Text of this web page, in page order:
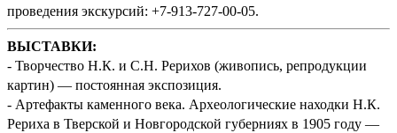
проведения экскурсий: +7-913-727-00-05.
ВЫСТАВКИ:
- Творчество Н.К. и С.Н. Рерихов (живопись, репродукции
картин) — постоянная экспозиция.
- Артефакты каменного века. Археологические находки Н.К.
Рериха в Тверской и Новгородской губерниях в 1905 году —